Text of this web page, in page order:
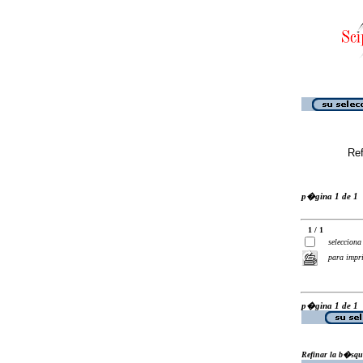
p�gina 1 de 1
1 / 1
selecciona
para
p�gina 1 de 1
Refinar la